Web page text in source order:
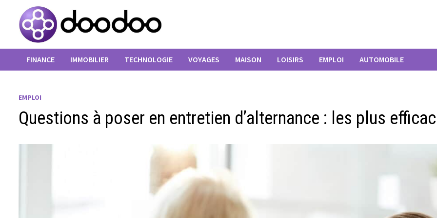
contenu
FINANCE IMMOBILIER TECHNOLOGIE VOYAGES MAISON LOISIRS EMPLOI AUTOMOBILE
EMPLOI
Questions à poser en entretien d’alternance : les plus